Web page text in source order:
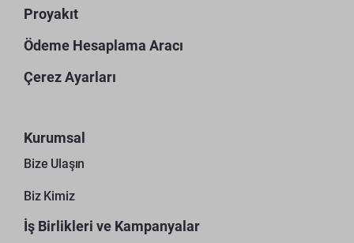
Proyakıt
Ödeme Hesaplama Aracı
Çerez Ayarları
Kurumsal
Bize Ulaşın
Biz Kimiz
İş Birlikleri ve Kampanyalar